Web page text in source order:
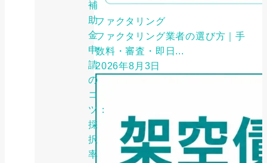
補
助
金
申
請
の
コ
ツ：
採
択
率
ファクタリング
ファクタリング業者の選び方｜手
数料・審査・即日...
2026年8月3日